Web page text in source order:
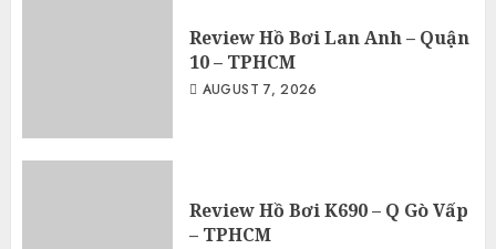
Review Hồ Bơi Lan Anh – Quận
10 – TPHCM
AUGUST 7, 2026
Review Hồ Bơi K690 – Q Gò Vấp
– TPHCM